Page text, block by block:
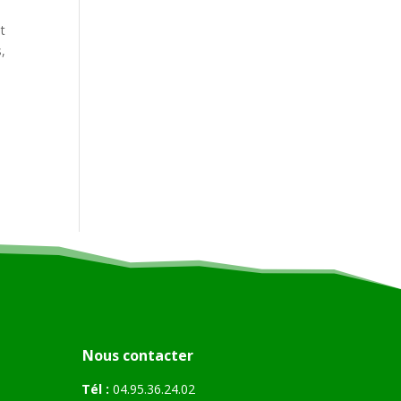
Nous contacter
Tél : 04.95.36.24.02